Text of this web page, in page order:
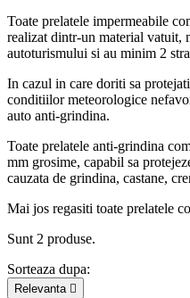
Toate prelatele impermeabile
realizat dintr-un material vatuit,
autoturismului si au minim 2
In cazul in care doriti sa
conditiilor meteorologice
auto anti-grindina.
Toate prelatele anti-grindina
mm grosime, capabil sa
cauzata de grindina, castane,
Mai jos regasiti toate prelatele
Sunt 2 produse.
Sorteaza dupa:
Relevanta 